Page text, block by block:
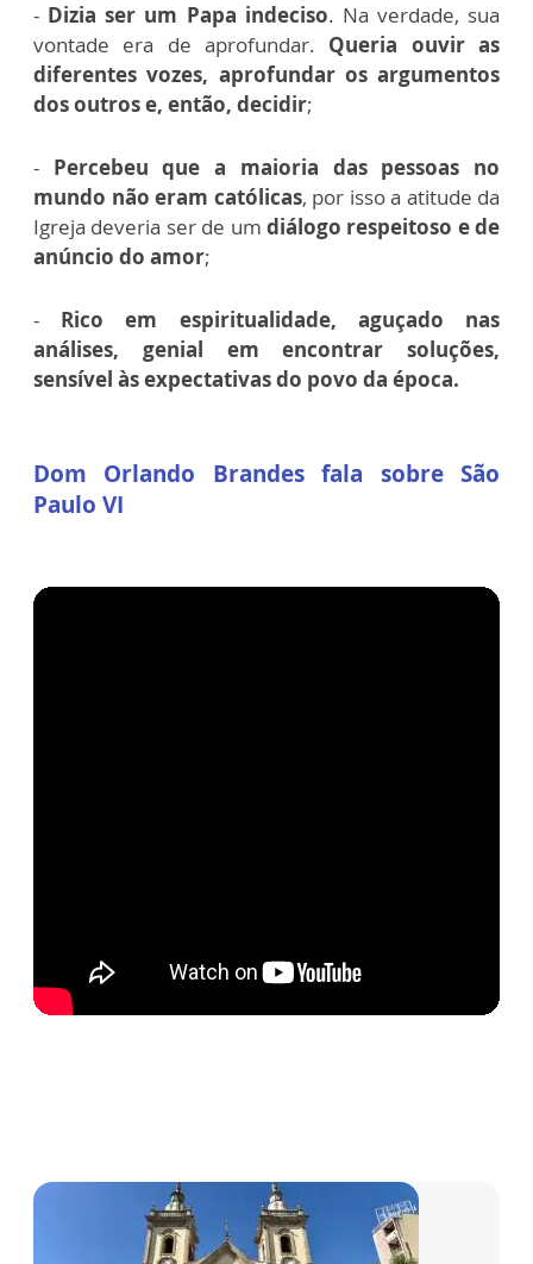
- Dizia ser um Papa indeciso. Na verdade, sua
vontade era de aprofundar. Queria ouvir as
diferentes vozes, aprofundar os argumentos
dos outros e, então, decidir;
- Percebeu que a maioria das pessoas no
mundo não eram católicas, por isso a atitude da
Igreja deveria ser de um diálogo respeitoso e de
anúncio do amor;
- Rico em espiritualidade, aguçado nas
análises, genial em encontrar soluções,
sensível às expectativas do povo da época.
Dom Orlando Brandes fala sobre São
Paulo VI